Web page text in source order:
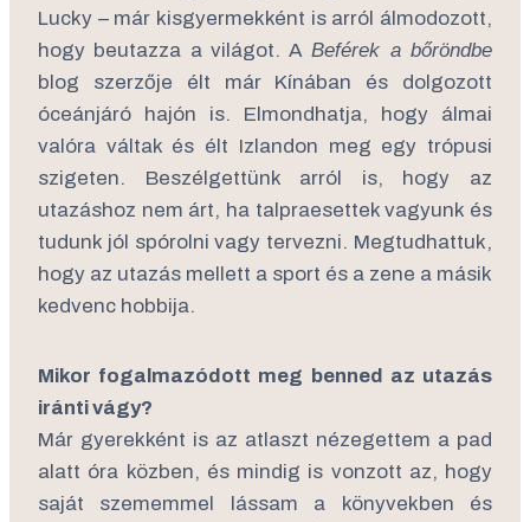
Lucky – már kisgyermekként is arról álmodozott,
hogy beutazza a világot. ABeférek a bőröndbe
blog szerzője élt már Kínában és dolgozott
óceánjáró hajón is. Elmondhatja, hogy álmai
valóra váltak és élt Izlandon meg egy trópusi
szigeten. Beszélgettünk arról is, hogy az
utazáshoz nem árt, ha talpraesettek vagyunk és
tudunk jól spórolni vagy tervezni. Megtudhattuk,
hogy az utazás mellett a sport és a zene a másik
kedvenc hobbija.
Mikor fogalmazódott meg benned az utazás
iránti vágy?
Már gyerekként is az atlaszt nézegettem a pad
alatt óra közben, és mindig is vonzott az, hogy
saját szememmel lássam a könyvekben és